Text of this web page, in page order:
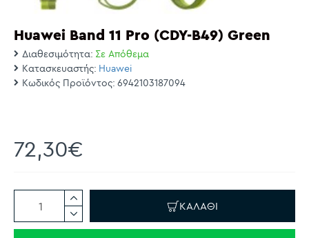
Huawei Band 11 Pro (CDY-B49) Green
Διαθεσιμότητα: Σε Απόθεμα
Κατασκευαστής: Huawei
Κωδικός Προϊόντος: 6942103187094
72,30€
ΚΑΛΆΘΙ